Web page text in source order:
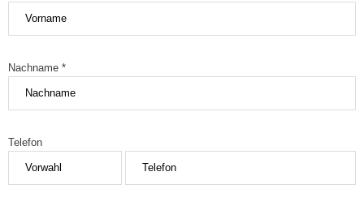
Nachname *
Telefon